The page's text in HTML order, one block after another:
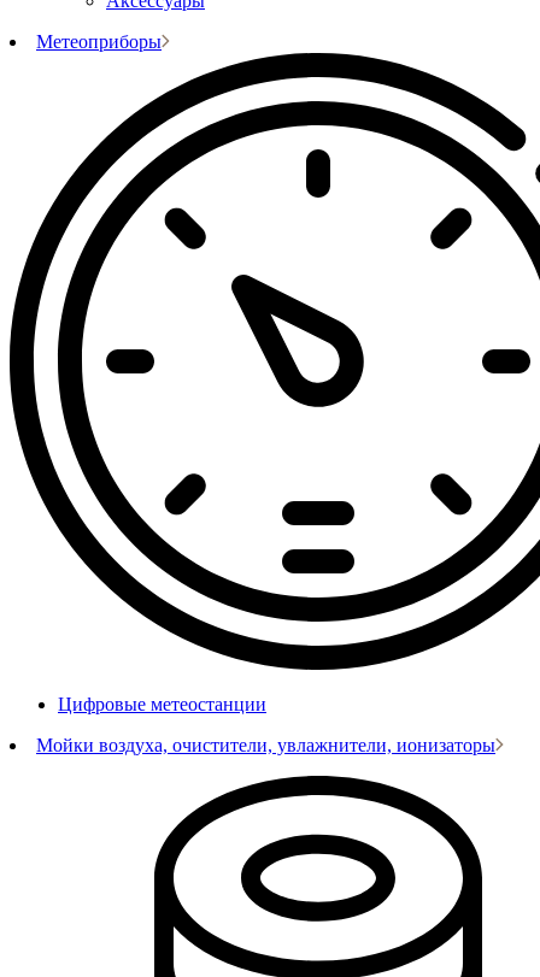
Метеоприборы
Цифровые метеостанции
Мойки воздуха, очистители, увлажнители, ионизаторы